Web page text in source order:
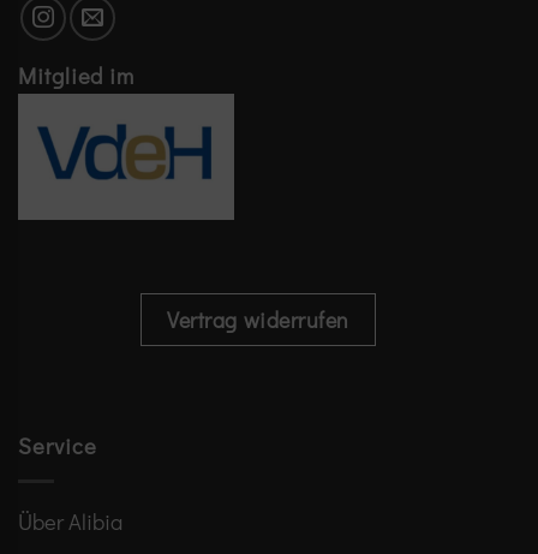
Mitglied im
Vertrag widerrufen
Service
Über Alibia